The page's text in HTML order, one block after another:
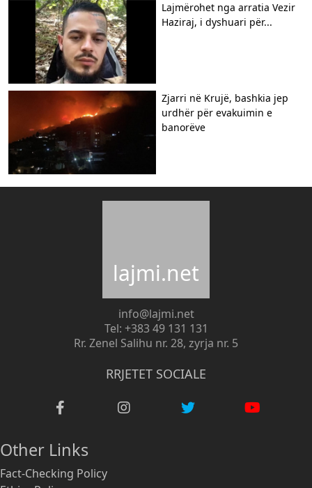
Lajmërohet nga arratia Vezir
Haziraj, i dyshuari për...
Zjarri në Krujë, bashkia jep
urdhër për evakuimin e
banorëve
lajmi.net
info@lajmi.net
Tel: +383 49 131 131
Rr. Zenel Salihu nr. 28, zyrja nr. 5
RRJETET SOCIALE
Other Links
Fact-Checking Policy